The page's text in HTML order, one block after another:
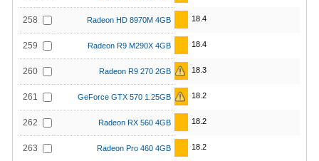
258 Radeon HD 8970M 4GB 18.4
259 Radeon R9 M290X 4GB 18.4
260 Radeon R9 270 2GB 18.3
261 GeForce GTX 570 1.25GB 18.2
262 Radeon RX 560 4GB 18.2
263 Radeon Pro 460 4GB 18.2